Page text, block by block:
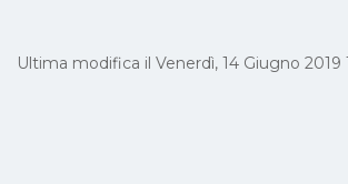
Ultima modifica il Venerdì, 14 Giugno 2019